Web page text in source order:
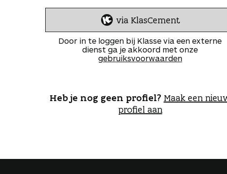
I
n
l
o
e
n
via KlasCement
Door in te loggen bij Klasse via een externe
dienst ga je akkoord met onze
gebruiksvoorwaarden
Heb je nog geen profiel? Maak een
profiel aan